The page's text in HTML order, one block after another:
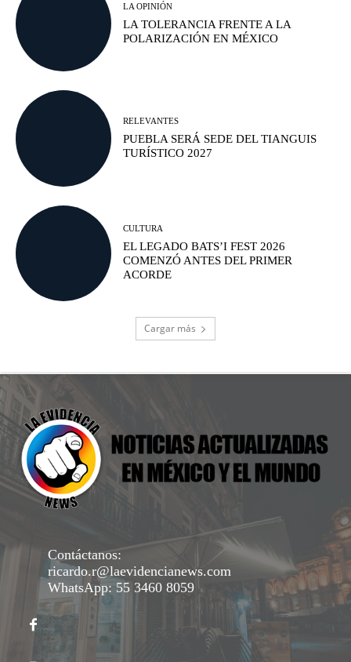
LA OPINIÓN
LA TOLERANCIA FRENTE A LA
POLARIZACIÓN EN MÉXICO
RELEVANTES
PUEBLA SERÁ SEDE DEL TIANGUIS
TURÍSTICO 2027
CULTURA
EL LEGADO BATS’I FEST 2026
COMENZÓ ANTES DEL PRIMER
ACORDE
Cargar más
Contáctanos:
ricardo.r@laevidencianews.com
WhatsApp: 55 3460 8059